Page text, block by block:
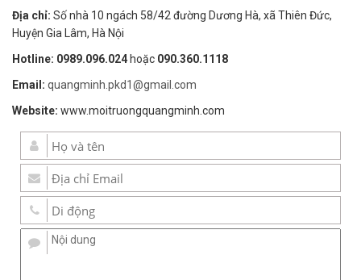
Địa chỉ: Số nhà 10 ngách 58/42 đường Dương Hà, xã Thiên Đức,
Huyện Gia Lâm, Hà Nội
Hotline: 0989.096.024 hoặc 090.360.1118
Email: quangminh.pkd1@gmail.com
Website: www.moitruongquangminh.com